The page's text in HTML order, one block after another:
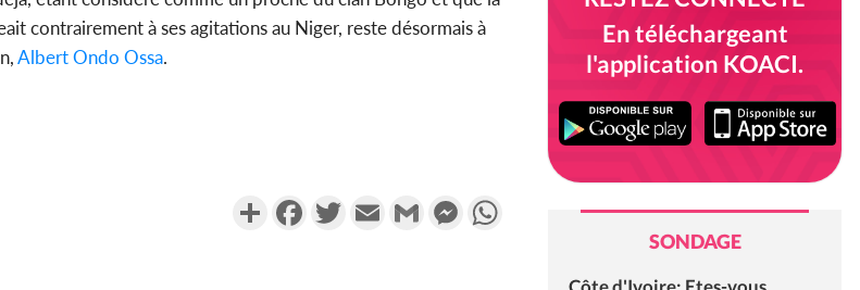
contrairement à ses agitations au Niger, reste désormais à
Albert Ondo Ossa.
PartagerFacebookTwitterEmail Gmail Messenger
En téléchargeant
l'application KOACI.
SONDAGE